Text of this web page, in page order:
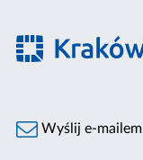
Wyślij e-mailem